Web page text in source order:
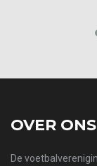
OVER ONS
De